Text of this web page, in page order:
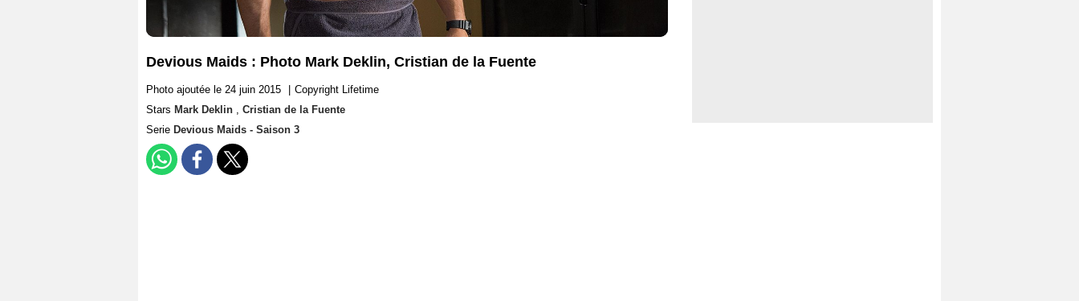
Devious Maids : Photo Mark Deklin, Cristian de la Fuente
Photo ajoutée le 24 juin 2015
Copyright Lifetime
Stars Mark Deklin , Cristian de la Fuente
Serie Devious Maids - Saison 3